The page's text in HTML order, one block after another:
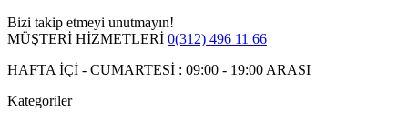
Bizi takip etmeyi unutmayın!
MÜŞTERİ HİZMETLERİ 0(312) 496 11 66
HAFTA İÇİ - CUMARTESİ : 09:00 - 19:00 ARASI
Kategoriler